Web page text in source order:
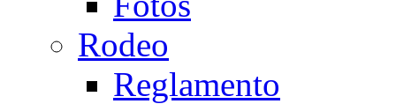
Rodeo
Reglamento